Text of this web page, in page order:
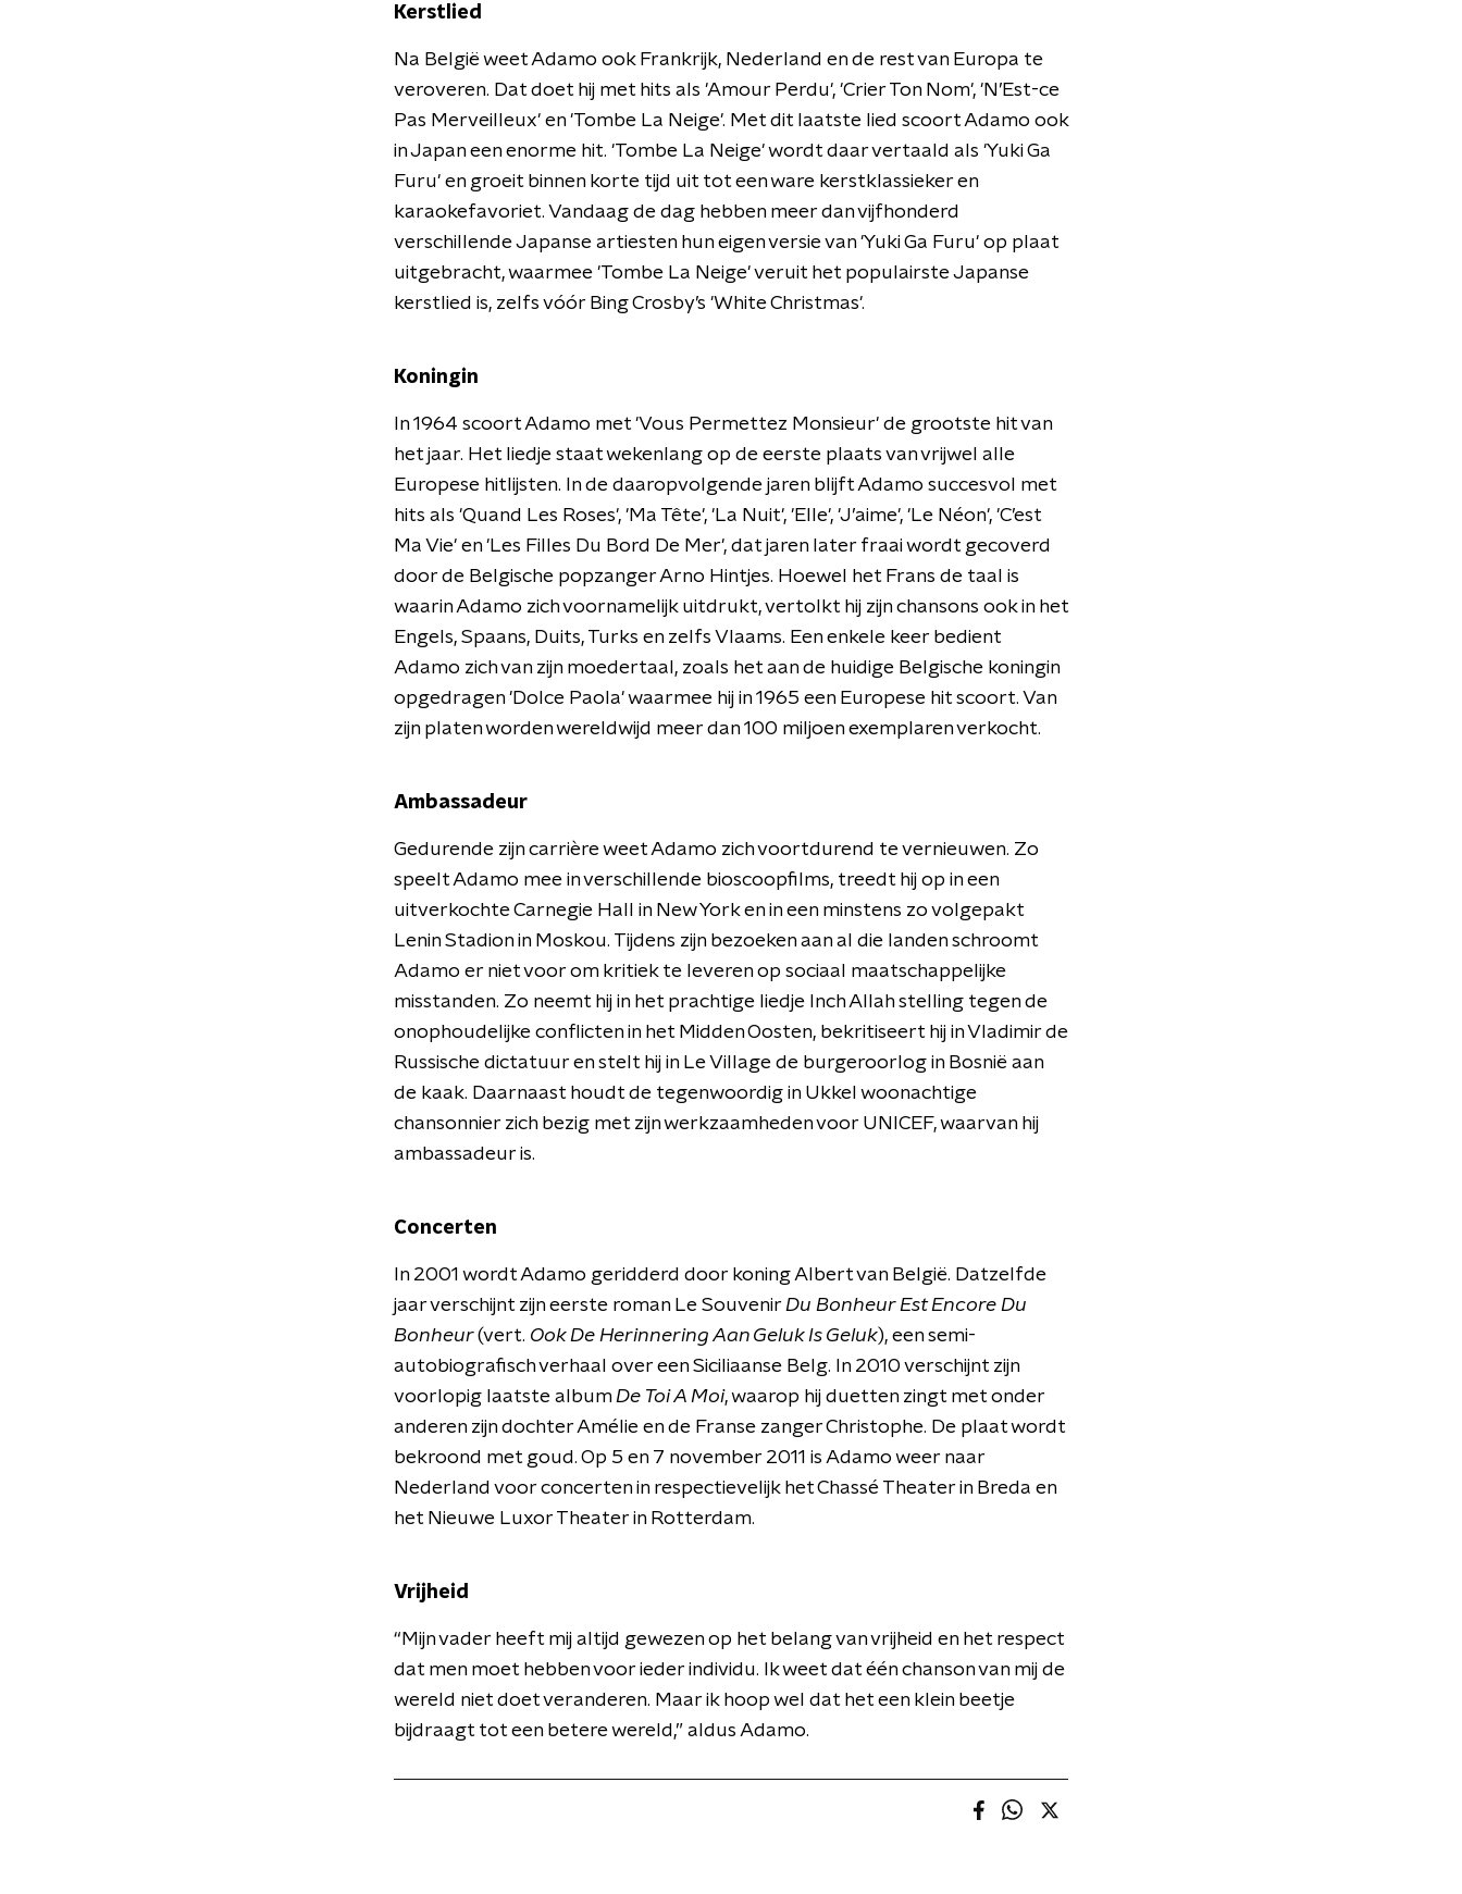
Kerstlied
Na België weet Adamo ook Frankrijk, Nederland en de rest van Europa te
veroveren. Dat doet hij met hits als 'Amour Perdu', 'Crier Ton Nom', 'N’Est-ce
Pas Merveilleux' en 'Tombe La Neige'. Met dit laatste lied scoort Adamo ook
in Japan een enorme hit. 'Tombe La Neige' wordt daar vertaald als 'Yuki Ga
Furu' en groeit binnen korte tijd uit tot een ware kerstklassieker en
karaokefavoriet. Vandaag de dag hebben meer dan vijfhonderd
verschillende Japanse artiesten hun eigen versie van 'Yuki Ga Furu' op plaat
uitgebracht, waarmee 'Tombe La Neige' veruit het populairste Japanse
kerstlied is, zelfs vóór Bing Crosby’s 'White Christmas'.
Koningin
In 1964 scoort Adamo met 'Vous Permettez Monsieur' de grootste hit van
het jaar. Het liedje staat wekenlang op de eerste plaats van vrijwel alle
Europese hitlijsten. In de daaropvolgende jaren blijft Adamo succesvol met
hits als 'Quand Les Roses', 'Ma Tête', 'La Nuit', 'Elle', 'J’aime', 'Le Néon', 'C’est
Ma Vie' en 'Les Filles Du Bord De Mer', dat jaren later fraai wordt gecoverd
door de Belgische popzanger Arno Hintjes. Hoewel het Frans de taal is
waarin Adamo zich voornamelijk uitdrukt, vertolkt hij zijn chansons ook in het
Engels, Spaans, Duits, Turks en zelfs Vlaams. Een enkele keer bedient
Adamo zich van zijn moedertaal, zoals het aan de huidige Belgische koningin
opgedragen 'Dolce Paola' waarmee hij in 1965 een Europese hit scoort. Van
zijn platen worden wereldwijd meer dan 100 miljoen exemplaren verkocht.
Ambassadeur
Gedurende zijn carrière weet Adamo zich voortdurend te vernieuwen. Zo
speelt Adamo mee in verschillende bioscoopfilms, treedt hij op in een
uitverkochte Carnegie Hall in New York en in een minstens zo volgepakt
Lenin Stadion in Moskou. Tijdens zijn bezoeken aan al die landen schroomt
Adamo er niet voor om kritiek te leveren op sociaal maatschappelijke
misstanden. Zo neemt hij in het prachtige liedje Inch Allah stelling tegen de
onophoudelijke conflicten in het Midden Oosten, bekritiseert hij in Vladimir de
Russische dictatuur en stelt hij in Le Village de burgeroorlog in Bosnië aan
de kaak. Daarnaast houdt de tegenwoordig in Ukkel woonachtige
chansonnier zich bezig met zijn werkzaamheden voor UNICEF, waarvan hij
ambassadeur is.
Concerten
In 2001 wordt Adamo geridderd door koning Albert van België. Datzelfde
jaar verschijnt zijn eerste roman Le SouvenirDu Bonheur Est Encore Du
Bonheur(vert. Ook De Herinnering Aan Geluk Is Geluk), een semi-
autobiografisch verhaal over een Siciliaanse Belg. In 2010 verschijnt zijn
voorlopig laatste albumDe Toi A Moi, waarop hij duetten zingt met onder
anderen zijn dochter Amélie en de Franse zanger Christophe. De plaat wordt
bekroond met goud. Op 5 en 7 november 2011 is Adamo weer naar
Nederland voor concerten in respectievelijk het Chassé Theater in Breda en
het Nieuwe Luxor Theater in Rotterdam.
Vrijheid
“Mijn vader heeft mij altijd gewezen op het belang van vrijheid en het respect
dat men moet hebben voor ieder individu. Ik weet dat één chanson van mij de
wereld niet doet veranderen. Maar ik hoop wel dat het een klein beetje
bijdraagt tot een betere wereld,” aldus Adamo.